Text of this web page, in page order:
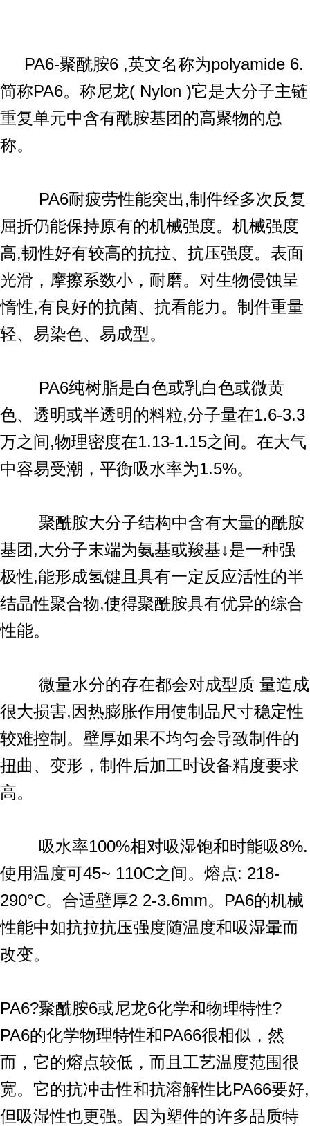
PA6-聚酰胺6 ,英文名称为polyamide 6.
简称PA6。称尼龙( Nylon )它是大分子主链
重复单元中含有酰胺基团的高聚物的总
称。
PA6耐疲劳性能突出,制件经多次反复
屈折仍能保持原有的机械强度。机械强度
高,韧性好有较高的抗拉、抗压强度。表面
光滑，摩擦系数小，耐磨。对生物侵蚀呈
惰性,有良好的抗菌、抗看能力。制件重量
轻、易染色、易成型。
PA6纯树脂是白色或乳白色或微黄
色、透明或半透明的料粒,分子量在1.6-3.3
万之间,物理密度在1.13-1.15之间。在大气
中容易受潮，平衡吸水率为1.5%。
聚酰胺大分子结构中含有大量的酰胺
基团,大分子末端为氨基或羧基↓是一种强
极性,能形成氢键且具有一定反应活性的半
结晶性聚合物,使得聚酰胺具有优异的综合
性能。
微量水分的存在都会对成型质 量造成
很大损害,因热膨胀作用使制品尺寸稳定性
较难控制。壁厚如果不均匀会导致制件的
扭曲、变形，制件后加工时设备精度要求
高。
吸水率100%相对吸湿饱和时能吸8%.
使用温度可45~ 110C之间。熔点: 218-
290°C。合适壁厚2 2-3.6mm。PA6的机械
性能中如抗拉抗压强度随温度和吸湿暈而
改变。
PA6?聚酰胺6或尼龙6化学和物理特性?
PA6的化学物理特性和PA66很相似，然
而，它的熔点较低，而且工艺温度范围很
宽。它的抗冲击性和抗溶解性比PA66要好,
但吸湿性也更强。因为塑件的许多品质特